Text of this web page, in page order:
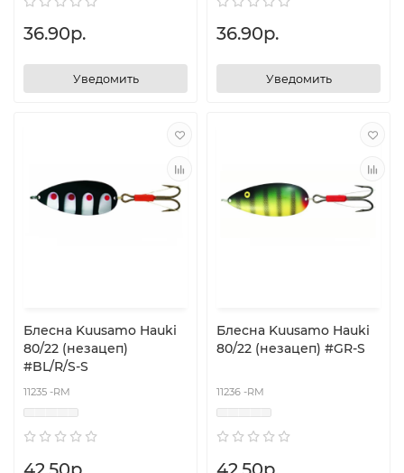
36.90р.
Уведомить
36.90р.
Уведомить
Блесна Kuusamo Hauki
80/22 (незацеп)
#BL/R/S-S
11235 -RM
Блесна Kuusamo Hauki
80/22 (незацеп) #GR-S
11236 -RM